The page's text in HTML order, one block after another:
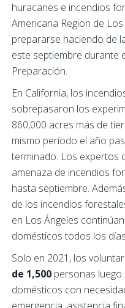
huracanes e incendios
Americana Region de
prepararse haciendo de
este septiembre durante
Preparación.
En California, los
sobrepasaron los
860,000 acres más de
mismo período el año
terminado. Los expertos
amenaza de incendios
hasta septiembre.
de los incendios
en Los Ángeles
domésticos todos los
Solo en 2021, los
de 1,500 personas luego
domésticos con